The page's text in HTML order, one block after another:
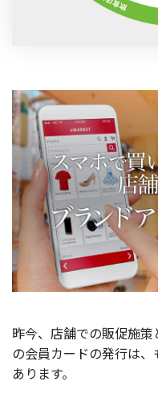
昨今、店舗での販促施
の会員カードの発行は
あります。